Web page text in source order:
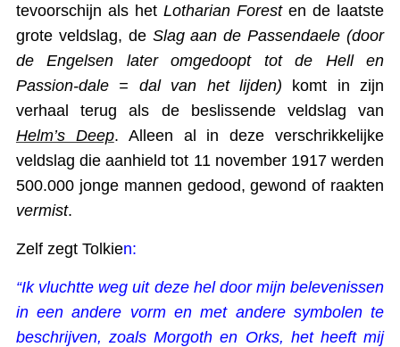
tevoorschijn als het Lotharian Foresten de laatste
grote veldslag, de Slag aan de Passendaele(door
de Engelsen later omgedoopt tot de Hell en
Passion-dale = dal van het lijden) komt in zijn
verhaal terug als de beslissende veldslag van
Helm’s Deep. Alleen al in deze verschrikkelijke
veldslag die aanhield tot 11 november 1917 werden
500.000 jonge mannen gedood, gewond of raakten
vermist.
Zelf zegt Tolkien:
“Ik vluchtte weg uit deze hel door mijn belevenissen
in een andere vorm en met andere symbolen te
beschrijven, zoals Morgoth en Orks, het heeft mij